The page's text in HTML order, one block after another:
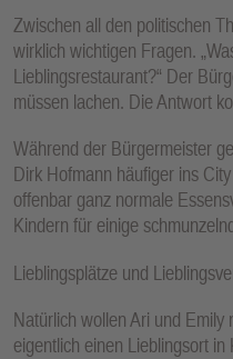
Zwischen all den politischen
wirklich wichtigen Fragen.
Lieblingsrestaurant?“ Der
müssen lachen. Die Antwort
Während der Bürgermeister
Dirk Hofmann häufiger ins
offenbar ganz normale
Kindern für einige
Lieblingsplätze und
Natürlich wollen Ari und Emily
eigentlich einen Lieblingsort in